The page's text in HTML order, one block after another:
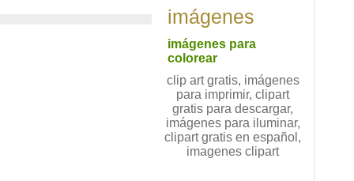
imágenes
imágenes para
colorear
clip art gratis, imágenes
para imprimir, clipart
gratis para descargar,
imágenes para iluminar,
clipart gratis en español,
imagenes clipart